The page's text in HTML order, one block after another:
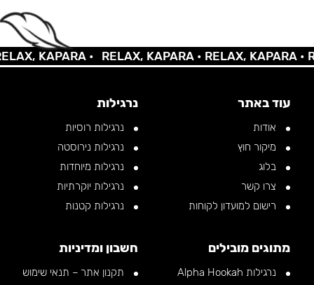
KAPARA • RELAX, KAPARA •RELAX, KAPARA •
עוד באתר
אודות
מיקור חוץ
בלוג
צרו קשר
רישום למועדון לקוחות
נרגילות
נרגילות רוסיות
נרגילות נירוסטה
נרגילות מיוחדות
נרגילות יוקרתיות
נרגילות קטנות
מתוגים מובילים
נרגילות Alpha Hookah
חשבון ומדיניות
תקנון אתר – תנאי שימוש